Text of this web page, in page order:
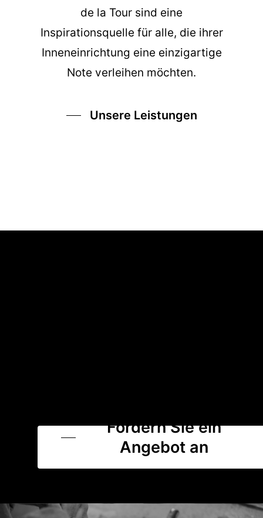
de la Tour sind eine
Inspirationsquelle für alle, die ihrer
Inneneinrichtung eine einzigartige
Note verleihen möchten.
Unsere Leistungen
Fordern Sie ein
Angebot an